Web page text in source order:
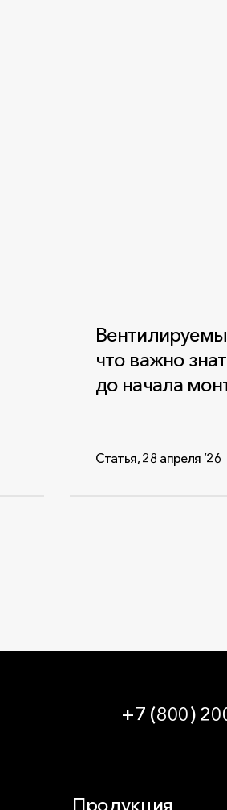
что важно
до начала
Статья, 28 апреля ‘26
+7 (800)
Продукция